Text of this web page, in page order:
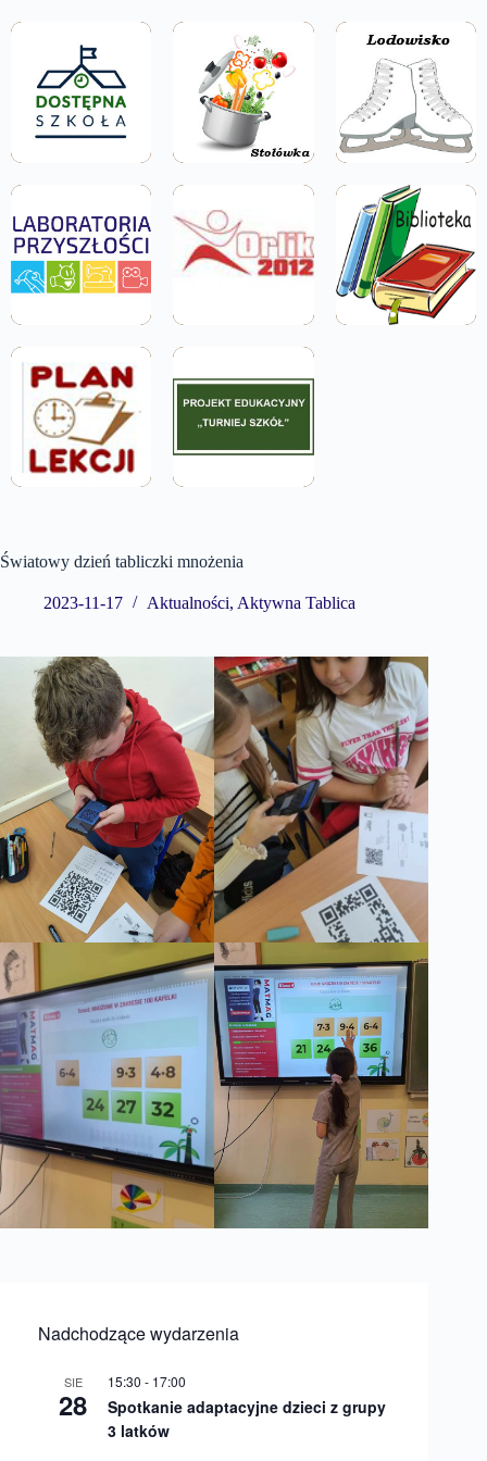
Światowy dzień tabliczki mnożenia
2023-11-17 Aktualności, Aktywna Tablica
Nadchodzące wydarzenia
SIE
28
15:30 - 17:00
Spotkanie adaptacyjne dzieci z grupy
3 latków